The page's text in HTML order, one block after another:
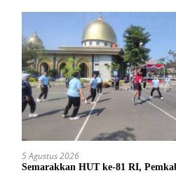
5 Agustus 2026
Semarakkan HUT ke-81 RI,